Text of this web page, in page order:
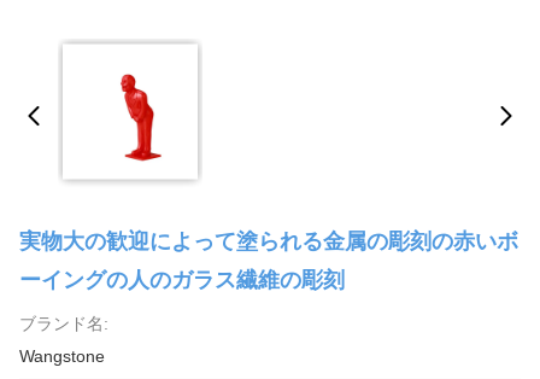
実物大の歓迎によって塗られる金属の彫刻の赤いボ
ーイングの人のガラス繊維の彫刻
ブランド名:
Wangstone